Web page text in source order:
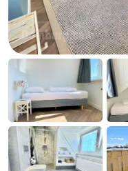
la
nuit
Appartements
-
Park
Loverendale
Résidence
Wijngaerde
Campings
Chambre
d'hôtes
Chaumières